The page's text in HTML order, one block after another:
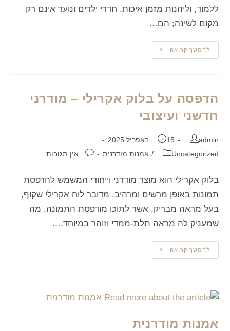
ללמוד, וליהנות מזמן איכות. חדרי ילדים ונוער אינם רק
מקום לשינה; הם…
להמשך קריאה
הדפסה על בלוק אקרילי – מודרני
חדשני ועיצובי
admin
15 באפריל 2025
Uncategorized
/ אמנות מודרנית אין תגובות
בלוק אקרילי הוא מוצר מודרני וייחודי המשמש להדפסת
תמונות באופן מרשים ומרהיב. מדובר לוח אקרילי שקוף,
בעל מראה מבריק, אשר לתוכו מודפסת התמונה, מה
שמעניק לה מראה תלת-ממדי וזוהר במיוחד.…
להמשך קריאה
אמנות מודרנית